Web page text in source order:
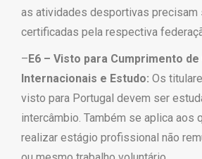
as atividades desportivas precisam
certificadas pela respectiva
–E6 – Visto para Cumprimento
Internacionais e Estudo: Os
visto para Portugal devem ser
intercâmbio. Também se aplica aos
realizar estágio profissional não